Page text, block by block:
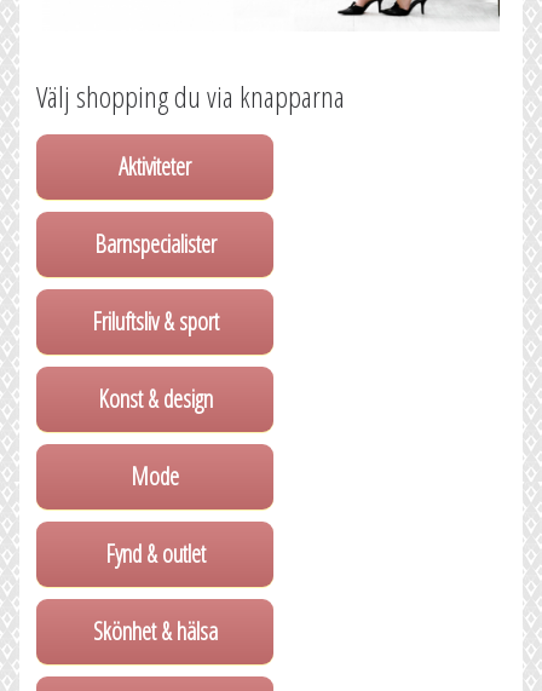
Välj shopping du via knapparna
Aktiviteter
Barnspecialister
Friluftsliv & sport
Konst & design
Mode
Fynd & outlet
Skönhet & hälsa